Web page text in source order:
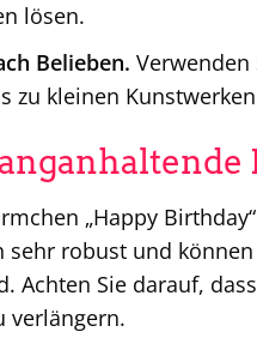
lösen.
Belieben. Verwenden
zu kleinen
„Happy
robust und
Achten Sie darauf,
verlängern.